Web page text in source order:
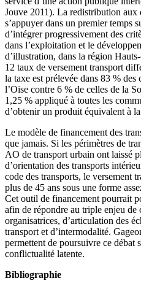
Jouve 2011). La redistribution
s’appuyer dans un premier temps
d’intégrer progressivement des
dans l’exploitation et le
d’illustration, dans la région
12 taux de versement transport
la taxe est prélevée dans 83 %
l’Oise contre 6 % de celles de la
1,25 % appliqué à toutes les
d’obtenir un produit équivalent à
Le modèle de financement des
que jamais. Si les périmètres de
AO de transport urbain ont laissé
d’orientation des transports
code des transports, le versement
plus de 45 ans sous une forme
Cet outil de financement pourrait
afin de répondre au triple enjeu de
organisatrices, d’articulation des
transport et d’intermodalité.
permettent de poursuivre ce débat
conflictualité latente.
Bibliographie